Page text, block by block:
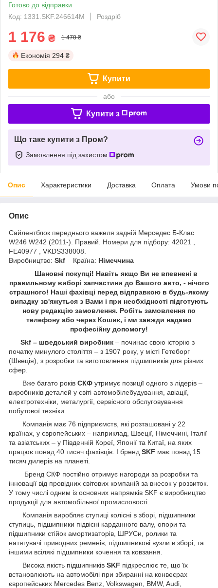
Готово до відправки
Код: 1331.SKF.246614M
Роздріб
1 176 ₴ 1 470 ₴
Економія 294 ₴
Купити
або
Купити з
Що таке купити з Пром?
Замовлення під захистом
Опис Характеристики Доставка Оплата Умови
Опис
Сайлентблок переднього важеля задній Мерседес Б-Клас
W246 W242 (2011-). Правий. Номери для підбору: 42021 ,
FE40977 , VKDS338008.
Виробництво: Skf Країна: Німеччина
Шановні покупці! Навіть якщо Ви не впевнені в
правильному виборі запчастини до Вашого авто, - нічого
страшного! Наші фахівці перед відправкою в будь-якому
випадку зв'яжуться з Вами і при необхідності підготують
нову редакцію замовлення. Робіть замовлення по
телефону або через Кошик, і ми завжди надамо
професійну допомогу!
Skf – шведський виробник – починає свою історію з
початку минулого століття – з 1907 року, у місті Гетеборг
(Швеція), з розробки та виготовлення підшипників для різних
сфер.
Вже багато років СКФ утримує позиції одного з лідерів –
виробників деталей у світі автомобілебудування, авіації,
електротехніки, металургії, сервісного обслуговування
побутової техніки.
Компанія має 76 підприємств, які розташовані у 22
країнах, у європейських – наприклад, Швеції, Німеччині, Італії
та азіатських – у Південній Кореї, Японії та Китаї, на яких
працює понад 40 тисяч фахівців. І бренд SKF має понад 15
тисяч дилерів на планеті.
Бренд СКФ постійно отримує нагороди за розробки та
інновації від провідних світових компаній за внесок у розвиток.
У тому числі одним із основних напрямків SKF є виробництво
продукції для автомобільної промисловості.
Компанія виробляє ступиці колісні в зборі, підшипники
ступиць, підшипники підвісні карданного валу, опори та
підшипники стійок амортизаторів, ШРУСи, ролики та
натягувачі приводних ременів, підшипникові вузли в зборі, та
іншими всілякі підшипники кочення та ковзання.
Висока якість підшипників SKF підкреслює те, що їх
встановлюють на автомобілі при збиранні на конвеєрах
європейських Mercedes Benz, Volkswagen, BMW, Audi,